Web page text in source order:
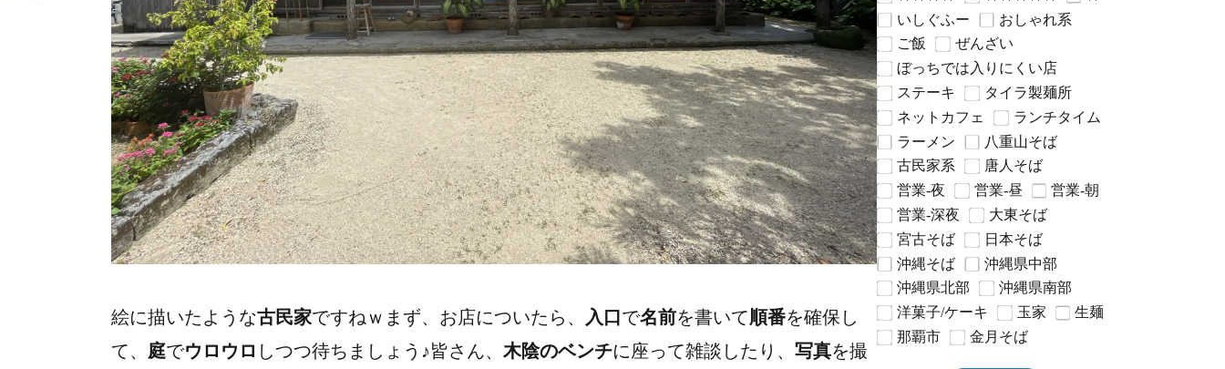
絵に描いたような古民家ですねｗまず、お店についたら、 入口 で名前を書いて順番を確保し
て、 庭でウロウロ しつつ待ちましょう♪皆さん、 木陰のベンチに座って雑談したり、 写真を撮
いしぐふー
おしゃれ系
ご飯
ぜんざい
ぼっちでは入りにくい店
ステーキ
タイラ製麺所
ネットカフェ
ランチタイム
ラーメン
八重山そば
古民家系
唐人そば
営業-夜
営業-昼
営業-朝
営業-深夜
大東そば
宮古そば
日本そば
沖縄そば
沖縄県中部
沖縄県北部
沖縄県南部
洋菓子/ケーキ
玉家
生麺
那覇市
金月そば